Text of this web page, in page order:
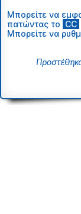
Μπορείτε να
πατώντας το CC
Μπορείτε να